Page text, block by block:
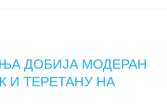
ДОБИЈА МОДЕРАН
И ТЕРЕТАНУ НА